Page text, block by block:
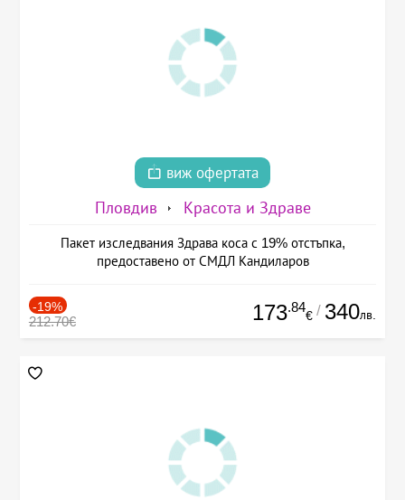
виж офертата
Пловдив Красота и Здраве
Пакет изследвания Здрава коса с 19% отстъпка,
предоставено от СМДЛ Кандиларов
-19%
212.70€ 173.84
€ / 340лв.